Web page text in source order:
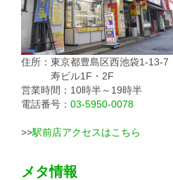
住所：東京都豊島区西池袋1-13-7
寿ビル1F・2F
営業時間：10時半～19時半
電話番号： 03-5950-0078
>>駅前店アクセスはこちら
メタ情報